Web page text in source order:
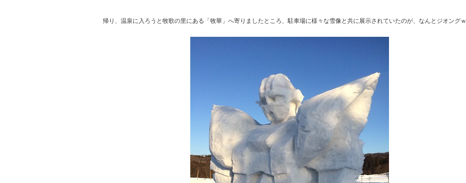
帰り、温泉に入ろうと牧歌の里にある「牧華」へ寄りましたところ、駐車場に様々な雪像と共に展示されていたのが、なんとジオングｗ